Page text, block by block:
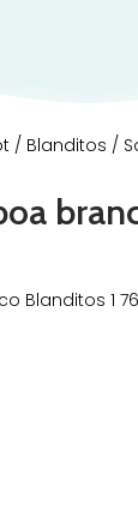
/ Blanditos /